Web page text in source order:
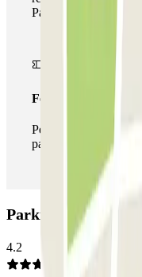
Parclick.
Forfait illimité
Pendant votre séjour,
parking aussi souvent
Parking INDIGO
4.2